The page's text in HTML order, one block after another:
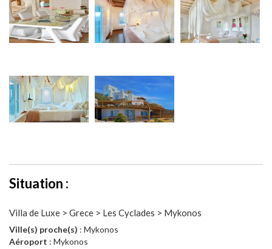
Situation :
Villa de Luxe > Grece > Les Cyclades > Mykonos
Ville(s) proche(s) : Mykonos
Aéroport : Mykonos